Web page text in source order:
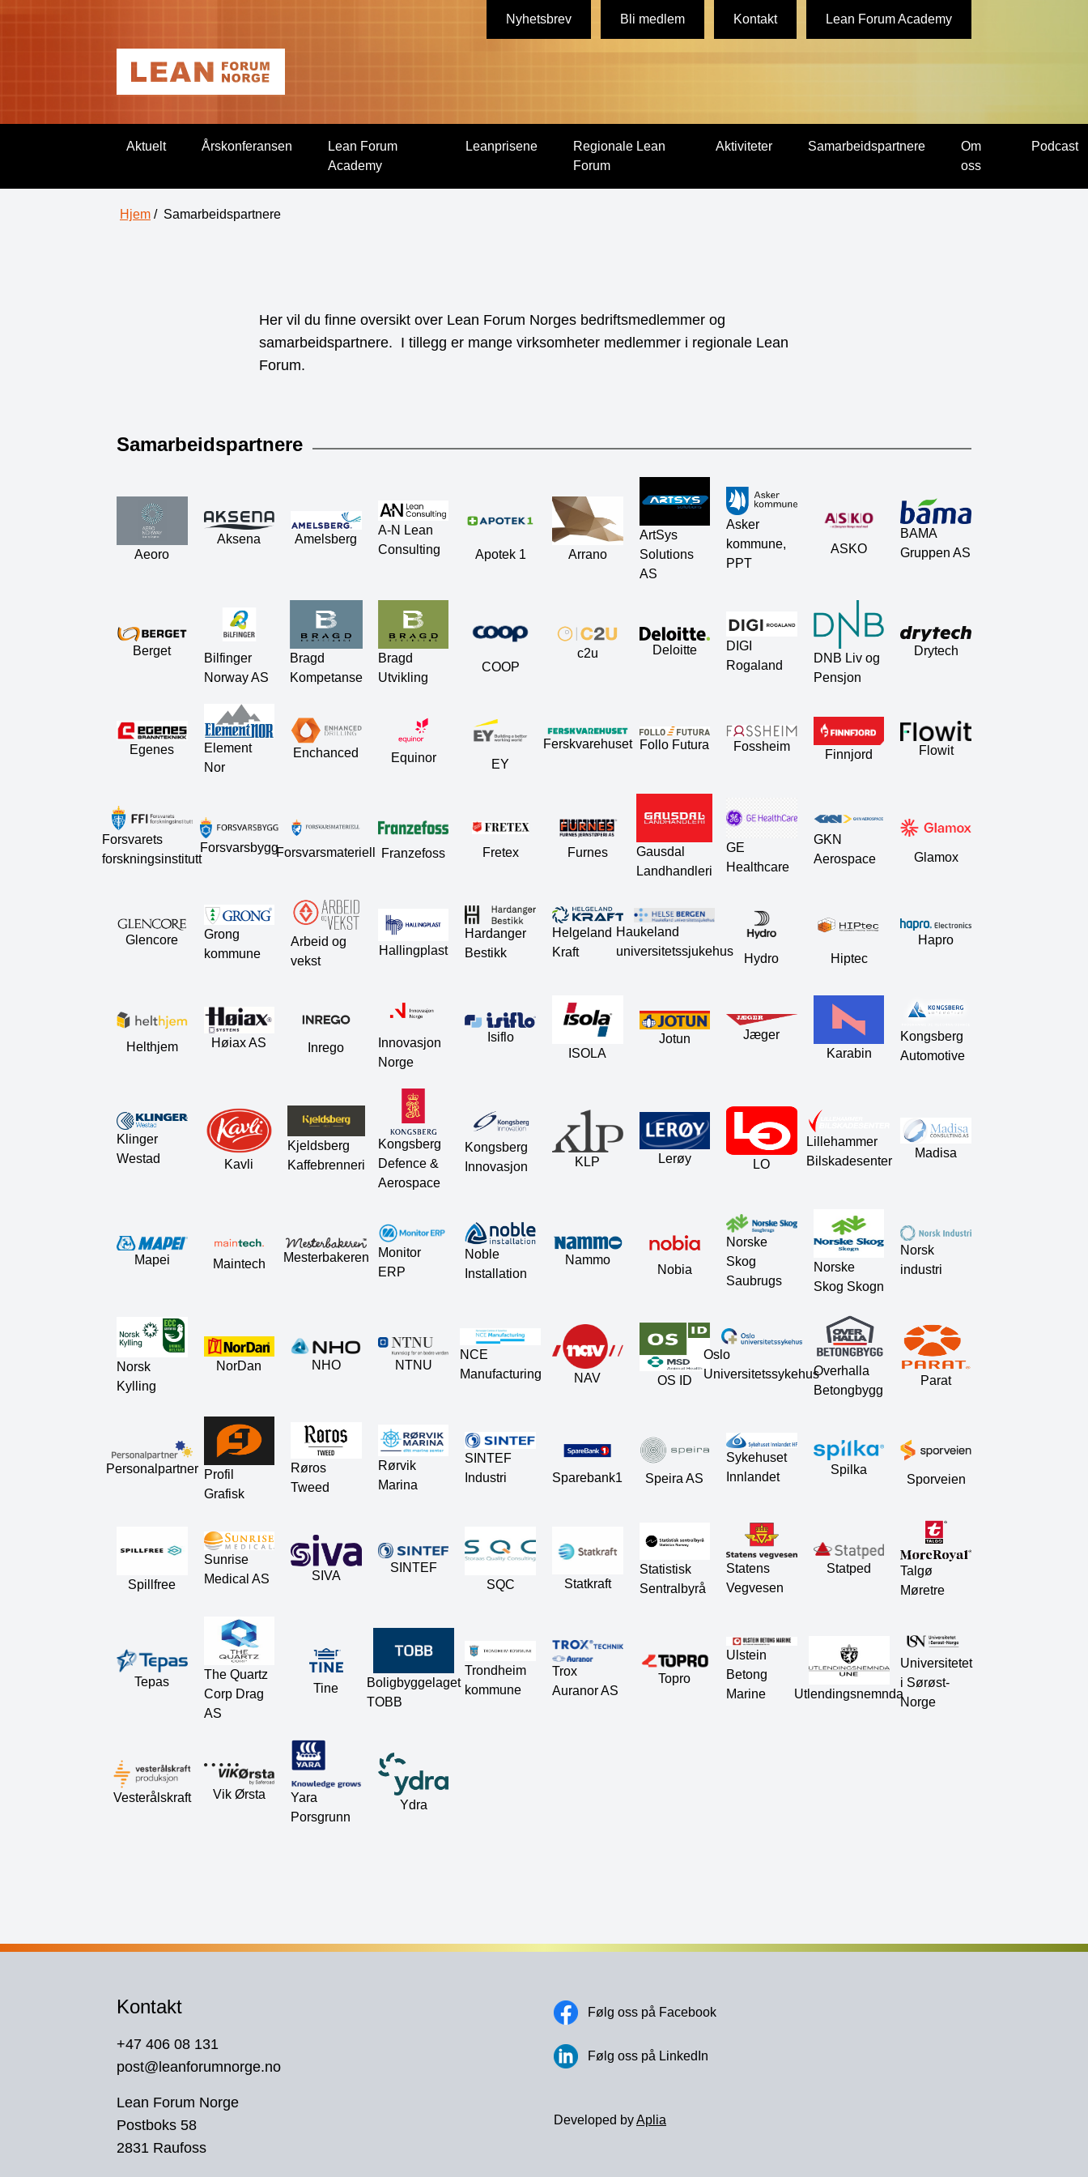
Nyhetsbrev Bli medlem Kontakt Lean Forum Academy
Aktuelt Årskonferansen
Lean Forum
Academy
Leanprisene
Regionale Lean
Forum
Aktiviteter Samarbeidspartnere
Om
oss
Podcast
Hjem / Samarbeidspartnere
Her vil du finne oversikt over Lean Forum Norges bedriftsmedlemmer og
samarbeidspartnere. I tillegg er mange virksomheter medlemmer i regionale Lean
Forum.
Samarbeidspartnere
Aeoro
Aksena Amelsberg
A-N Lean
Consulting
Apotek 1 Arrano
ArtSys
Solutions
AS
Asker
kommune,
PPT
ASKO
BAMA
Gruppen AS
Berget
Bilfinger
Norway AS
Bragd
Kompetanse
Bragd
Utvikling
COOP
c2u Deloitte
DIGI
Rogaland
DNB Liv og
Pensjon
Drytech
Egenes
Element
Nor
Enchanced Equinor EY
Ferskvarehuset Follo Futura Fossheim
Finnjord Flowit
Forsvarets
forskningsinstitutt
ForsvarsbyggForsvarsmateriell Franzefoss Fretex Furnes
Gausdal
Landhandleri
GE
Healthcare
GKN
Aerospace
Glamox
Glencore
Grong
kommune
Arbeid og
vekst
Hallingplast
Hardanger
Bestikk
Helgeland
Kraft
Haukeland
universitetssjukehus
Hydro Hiptec
Hapro
Helthjem Høiax AS Inrego
Innovasjon
Norge
Isiflo
ISOLA
Jotun
Jæger
Karabin
Kongsberg
Automotive
Klinger
Westad
Kavli
Kjeldsberg
Kaffebrenneri
Kongsberg
Defence &
Aerospace
Kongsberg
Innovasjon
KLP Lerøy LO
Lillehammer
Bilskadesenter
Madisa
Mapei Maintech Mesterbakeren
Monitor
ERP
Noble
Installation
Nammo
Nobia
Norske
Skog
Saubrugs
Norske
Skog Skogn
Norsk
industri
Norsk
Kylling
NorDan NHO NTNU
NCE
Manufacturing
NAV OS ID
Oslo
UniversitetssykehusOverhalla
Betongbygg
Parat
Personalpartner Profil
Grafisk
Røros
Tweed
Rørvik
Marina
SINTEF
Industri
Sparebank1 Speira AS
Sykehuset
Innlandet
Spilka
Sporveien
Spillfree
Sunrise
Medical AS
SIVA
SINTEF
SQC
Statkraft
Statistisk
Sentralbyrå
Statens
Vegvesen
Statped
Talgø
Møretre
Tepas
The Quartz
Corp Drag
AS
Tine
Boligbyggelaget
TOBB
Trondheim
kommune
Trox
Auranor AS
Topro
Ulstein
Betong
Marine
Utlendingsnemnda
Universitetet
i Sørøst-
Norge
Vesterålskraft Vik Ørsta
Yara
Porsgrunn
Ydra
Kontakt
+47 406 08 131
post@leanforumnorge.no
Lean Forum Norge
Postboks 58
2831 Raufoss
Følg oss på Facebook
Følg oss på LinkedIn
Developed byAplia